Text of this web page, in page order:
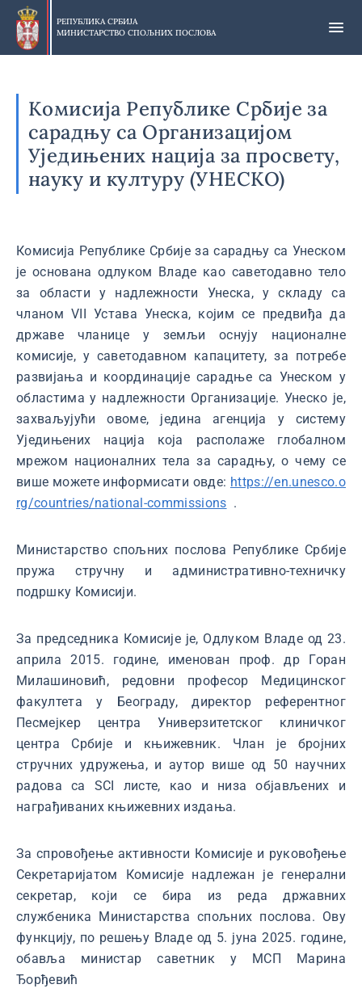
Прескочи
главни
део
РЕПУБЛИКА СРБИЈА
МИНИСТАРСТВО СПОЉНИХ ПОСЛОВА
Комисија Републике Србије за
сарадњу са Организацијом
Уједињених нација за просвету,
науку и културу (УНЕСКО)
Комисија Републике Србије за сарадњу са Унеском
је основана одлуком Владе као саветодавно тело
за области у надлежности Унеска, у складу са
чланом VII Устава Унеска, којим се предвиђа да
државе чланице у земљи оснују националне
комисије, у саветодавном капацитету, за потребе
развијања и координације сарадње са Унеском у
областима у надлежности Организације. Унеско је,
захваљујући овоме, једина агенција у систему
Уједињених нација која располаже глобалном
мрежом националних тела за сарадњу, о чему се
више можете информисати овде: https://en.unesco.o
rg/countries/national-commissions .
Министарство спољних послова Републике Србије
пружа стручну и административно-техничку
подршку Комисији.
За председника Комисије је, Одлуком Владе од 23.
априла 2015. године, именован проф. др Горан
Милашиновић, редовни професор Медицинског
факултета у Београду, директор референтног
Песмејкер центра Универзитетског клиничког
центра Србије и књижевник. Члан је бројних
стручних удружења, и аутор више од 50 научних
радова са SCI листе, као и низа објављених и
награђиваних књижевних издања.
За спровођење активности Комисије и руковођење
Секретаријатом Комисије надлежан је генерални
секретар, који се бира из реда државних
службеника Министарства спољних послова. Ову
функцију, по решењу Владе од 5. јуна 2025. године,
обавља министар саветник у МСП Марина
Ђорђевић